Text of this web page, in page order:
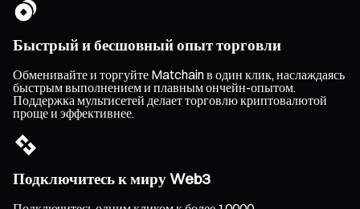
Быстрый и бесшовный опыт торговли
Обменивайте и торгуйте Matchain в один клик, наслаждаясь
быстрым выполнением и плавным ончейн-опытом.
Поддержка мультисетей делает торговлю криптовалютой
проще и эффективнее.
Подключитесь к миру Web3